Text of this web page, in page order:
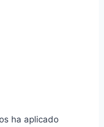
ha aplicado